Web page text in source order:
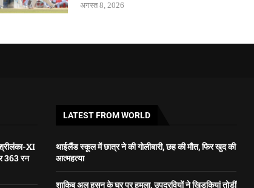
अगस्त 8, 2026
XI
363 रन
LATEST FROM WORLD
थाईलैंड स्कूल में छात्र ने की गोलीबारी, छह की मौत, फिर खुद की
आत्महत्या
शाकिब अल हसन के घर पर हमला, उपद्रवियों ने खिड़कियां तोड़ीं